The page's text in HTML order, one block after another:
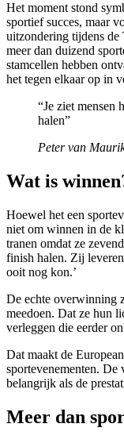
Het moment stond
sportief succes, maar
uitzondering tijdens de
meer dan duizend
stamcellen hebben
het tegen elkaar op in
“Je ziet mensen
halen”
Peter van
Wat is
Hoewel het een
niet om winnen in de
tranen omdat ze
finish halen. Zij
ooit nog kon.’
De echte overwinning
meedoen. Dat ze hun
verleggen die eerder
Dat maakt de
sportevenementen. De
belangrijk als de
Meer dan